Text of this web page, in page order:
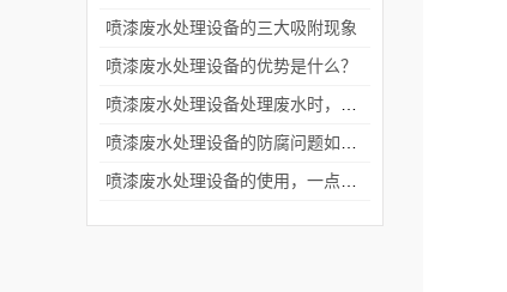
喷漆废水处理设备的三大吸附现象
喷漆废水处理设备的优势是什么？